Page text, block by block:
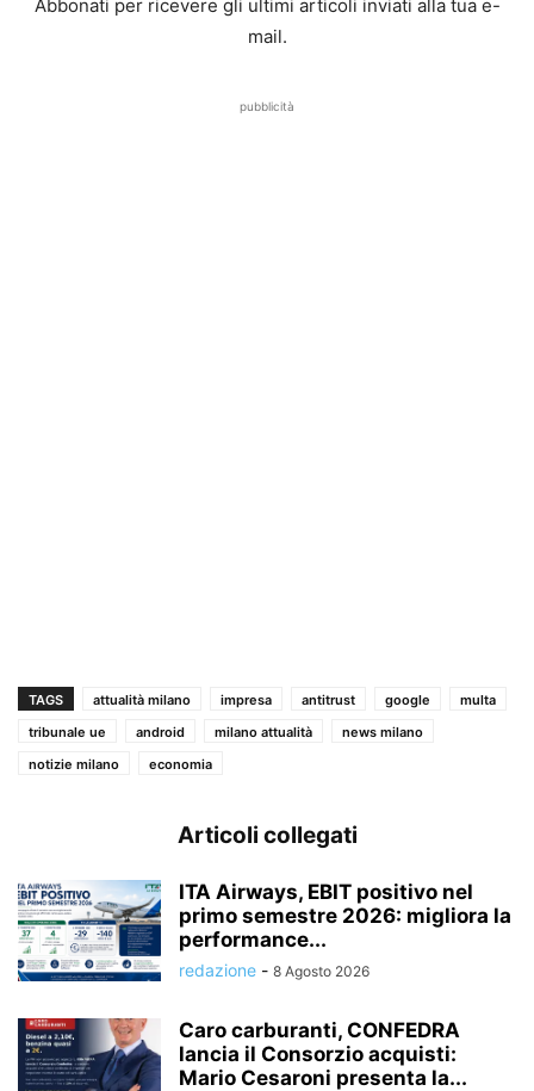
Abbonati per ricevere gli ultimi articoli inviati alla tua e-
mail.
pubblicità
TAGS attualità milano impresa antitrust google
multa
tribunale ue
android milano attualità
news milano
notizie milano
economia
Articoli collegati
ITA Airways, EBIT positivo nel
primo semestre 2026: migliora la
performance...
redazione - 8 Agosto 2026
Caro carburanti, CONFEDRA
lancia il Consorzio acquisti:
Mario Cesaroni presenta la...